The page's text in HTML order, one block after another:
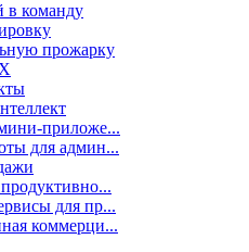
в команду
прожарку
приложе...
для админ...
для пр...
коммерци...